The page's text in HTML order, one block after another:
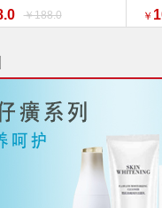
货之后尽快至冰箱贮
组合 好物推荐礼盒推
￥188.0
好
￥